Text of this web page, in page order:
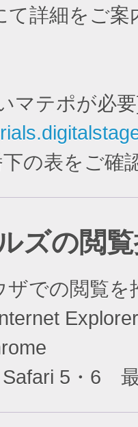
て詳細をご
マテポが必
の表をご確
ズの閲
ザでの閲覧を
Safari 5・6